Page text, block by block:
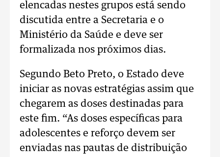
elencadas nestes grupos está sendo
discutida entre a Secretaria e o
Ministério da Saúde e deve ser
formalizada nos próximos dias.
Segundo Beto Preto, o Estado deve
iniciar as novas estratégias assim que
chegarem as doses destinadas para
este fim. “As doses específicas para
adolescentes e reforço devem ser
enviadas nas pautas de distribuição